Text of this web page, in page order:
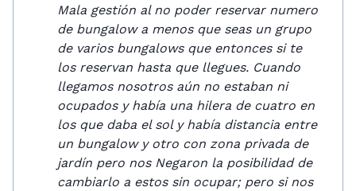
Mala gestión al no poder reservar numero
de bungalow a menos que seas un grupo
de varios bungalows que entonces si te
los reservan hasta que llegues. Cuando
llegamos nosotros aún no estaban ni
ocupados y había una hilera de cuatro en
los que daba el sol y había distancia entre
un bungalow y otro con zona privada de
jardín pero nos Negaron la posibilidad de
cambiarlo a estos sin ocupar; pero si nos